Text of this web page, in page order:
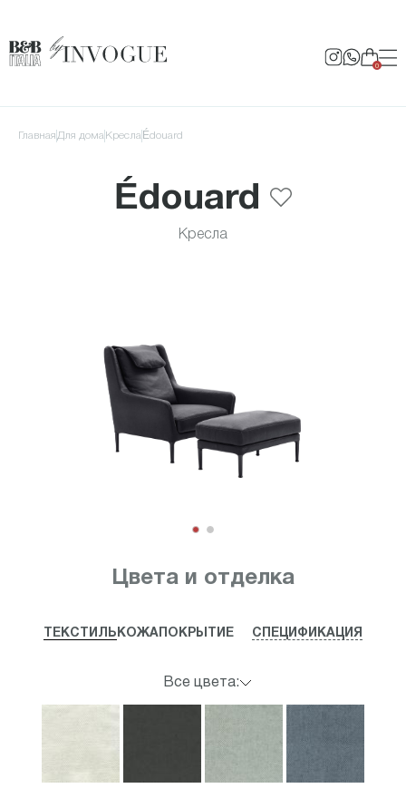
0
Главная для дома Кресла Édouard
Édouard
Кресла
Цвета и отделка
ТЕКСТИЛЬ КОЖА ПОКРЫТИЕ СПЕЦИФИКАЦИЯ
Все цвета: